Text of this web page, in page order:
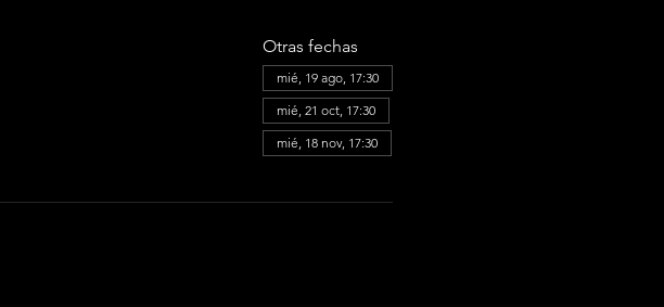
Otras fechas
mié, 19 ago, 17:30
mié, 21 oct, 17:30
mié, 18 nov, 17:30